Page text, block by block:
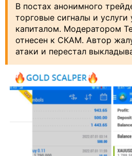
В постах анонимного
торговые сигналы и услуги
капиталом. Модератором
отнесен к СКАМ. Автор
атаки и перестал